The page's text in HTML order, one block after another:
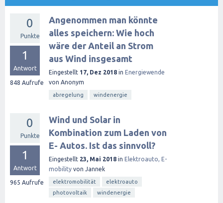
0
Punkte
1
Antwort
848 Aufrufe
Angenommen man könnte
alles speichern: Wie hoch
wäre der Anteil an Strom
aus Wind insgesamt
Eingestellt 17, Dez 2018 in Energiewende
von Anonym
abregelung windenergie
0
Punkte
1
Antwort
965 Aufrufe
Wind und Solar in
Kombination zum Laden von
E- Autos. Ist das sinnvoll?
Eingestellt 23, Mai 2018 in Elektroauto, E-
mobility von Jannek
elektromobilität
elektroauto
photovoltaik
windenergie